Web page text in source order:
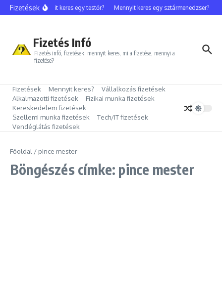
Ugrás a tartalomhoz
FizetésekMennyit keres egy testőr? Mennyit keres egy sztármenedzser?
Fizetés Infó
Fizetés infó, fizetések, mennyit keres, mi a fizetése, mennyi a
fizetése?
Fizetések Mennyit keres?
Vállalkozás fizetések
Alkalmazotti fizetések
Fizikai munka fizetések
Kereskedelem fizetések
Szellemi munka fizetések
Tech/IT fizetések
Vendéglátás fizetések
Főoldal / pince mester
Böngészés címke: pince mester